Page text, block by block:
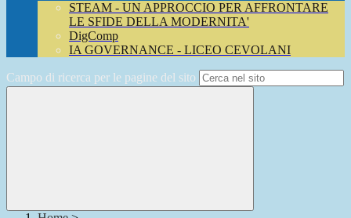
STEAM - UN APPROCCIO PER AFFRONTARE
LE SFIDE DELLA MODERNITA'
DigComp
IA GOVERNANCE - LICEO CEVOLANI
Campo di ricerca per le pagine del sito